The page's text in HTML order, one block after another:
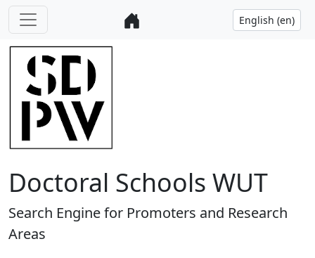
Doctoral Schools WUT
Search Engine for Promoters and Research
Areas